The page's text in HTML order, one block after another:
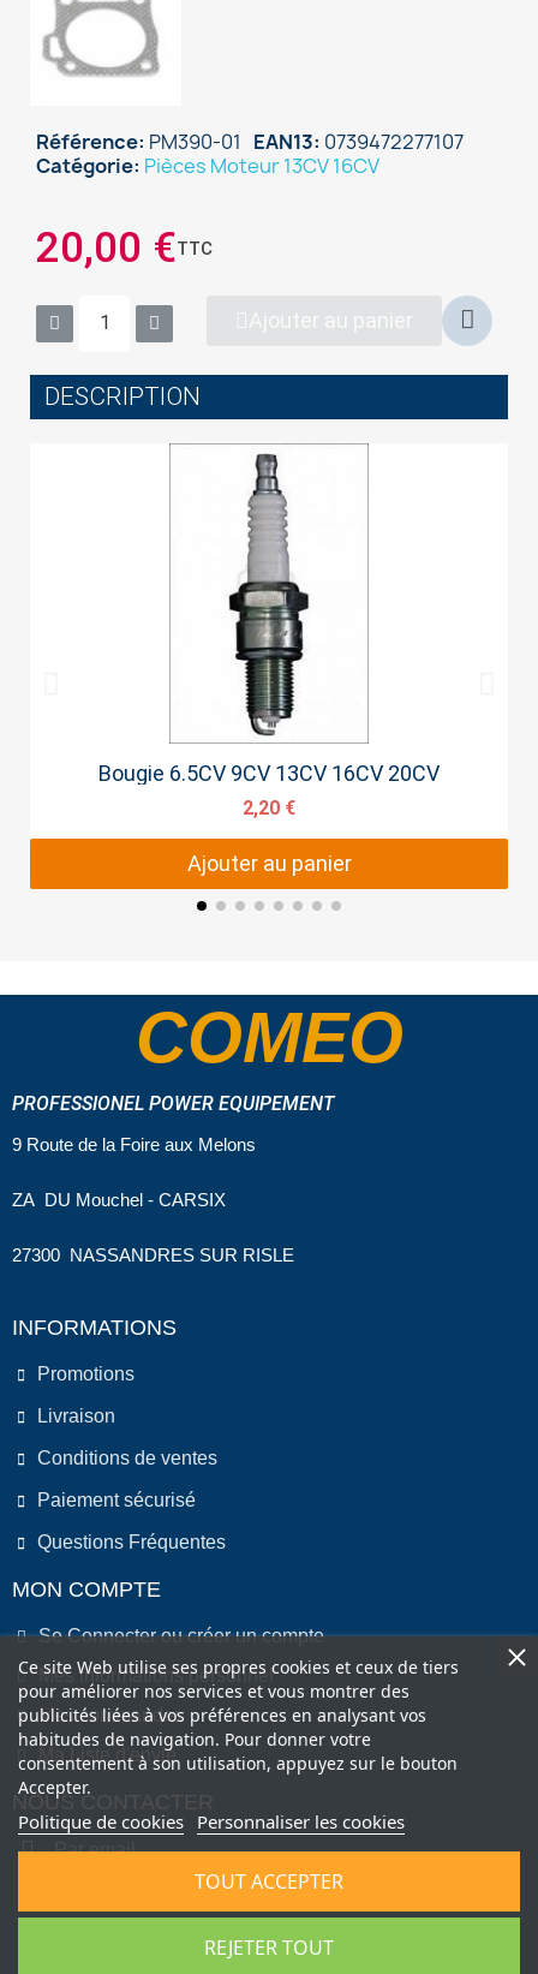
Référence PM390-01 EAN13 0739472277107
Catégorie Pièces Moteur 13CV 16CV
20,00 €TTC
Ajouter au panier
DESCRIPTION
Aperçu rapide
Bougie 6.5CV 9CV 13CV 16CV 20CV
2,20 €
Ajouter au panier
COMEO
PROFESSIONEL POWER EQUIPEMENT
9 Route de la Foire aux Melons
ZA DU Mouchel - CARSIX
27300 NASSANDRES SUR RISLE
INFORMATIONS
Promotions
Livraison
Conditions de ventes
Paiement sécurisé
Questions Fréquentes
MON COMPTE
Se Connecter ou créer un compte
Mes informations personnel
Mes commandes
Ma Liste d'envie
NOUS CONTACTER
Par email
Ce site Web utilise ses propres cookies et ceux de tiers
pour améliorer nos services et vous montrer des
publicités liées à vos préférences en analysant vos
habitudes de navigation. Pour donner votre
consentement à son utilisation, appuyez sur le bouton
Accepter.
Politique de cookies Personnaliser les cookies
REJETER TOUT
TOUT ACCEPTER
Copyright © 2022 by COMEO FRANCE SAS . All Right Reserved.
Sign in
You need to be logged in to save products in your
wish list.